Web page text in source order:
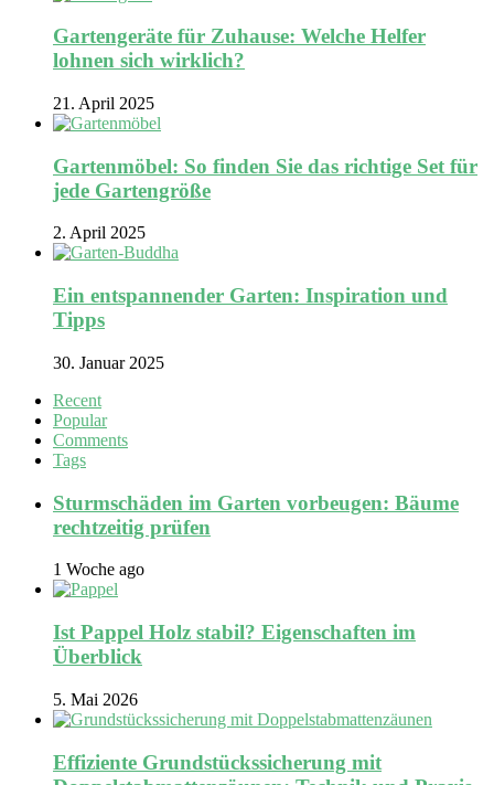
Gartengeräte für Zuhause: Welche Helfer
lohnen sich wirklich?
21. April 2025
Gartenmöbel: So finden Sie das richtige Set für
jede Gartengröße
2. April 2025
Ein entspannender Garten: Inspiration und
Tipps
30. Januar 2025
Recent
Popular
Comments
Tags
Sturmschäden im Garten vorbeugen: Bäume
rechtzeitig prüfen
1 Woche ago
Ist Pappel Holz stabil? Eigenschaften im
Überblick
5. Mai 2026
Effiziente Grundstückssicherung mit